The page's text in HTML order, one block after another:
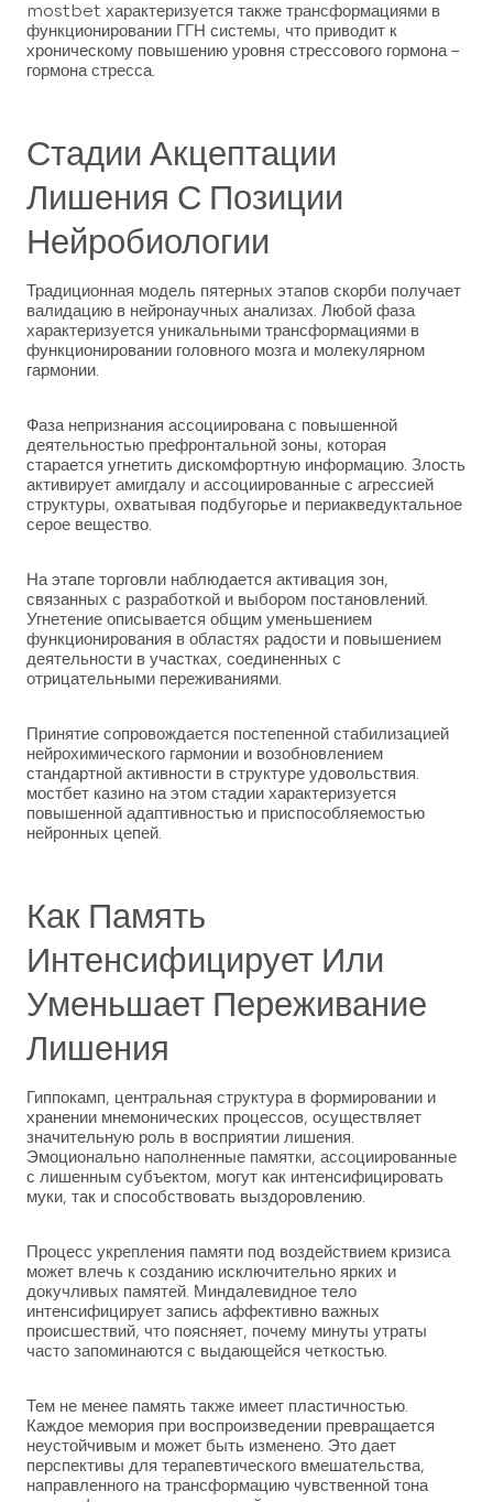
mostbet характеризуется также трансформациями в
функционировании ГГН системы, что приводит к
хроническому повышению уровня стрессового гормона –
гормона стресса.
Стадии Акцептации
Лишения С Позиции
Нейробиологии
Традиционная модель пятерных этапов скорби получает
валидацию в нейронаучных анализах. Любой фаза
характеризуется уникальными трансформациями в
функционировании головного мозга и молекулярном
гармонии.
Фаза непризнания ассоциирована с повышенной
деятельностью префронтальной зоны, которая
старается угнетить дискомфортную информацию. Злость
активирует амигдалу и ассоциированные с агрессией
структуры, охватывая подбугорье и периакведуктальное
серое вещество.
На этапе торговли наблюдается активация зон,
связанных с разработкой и выбором постановлений.
Угнетение описывается общим уменьшением
функционирования в областях радости и повышением
деятельности в участках, соединенных с
отрицательными переживаниями.
Принятие сопровождается постепенной стабилизацией
нейрохимического гармонии и возобновлением
стандартной активности в структуре удовольствия.
мостбет казино на этом стадии характеризуется
повышенной адаптивностью и приспособляемостью
нейронных цепей.
Как Память
Интенсифицирует Или
Уменьшает Переживание
Лишения
Гиппокамп, центральная структура в формировании и
хранении мнемонических процессов, осуществляет
значительную роль в восприятии лишения.
Эмоционально наполненные памятки, ассоциированные
с лишенным субъектом, могут как интенсифицировать
муки, так и способствовать выздоровлению.
Процесс укрепления памяти под воздействием кризиса
может влечь к созданию исключительно ярких и
докучливых памятей. Миндалевидное тело
интенсифицирует запись аффективно важных
происшествий, что поясняет, почему минуты утраты
часто запоминаются с выдающейся четкостью.
Тем не менее память также имеет пластичностью.
Каждое мемория при воспроизведении превращается
неустойчивым и может быть изменено. Это дает
перспективы для терапевтического вмешательства,
направленного на трансформацию чувственной тона